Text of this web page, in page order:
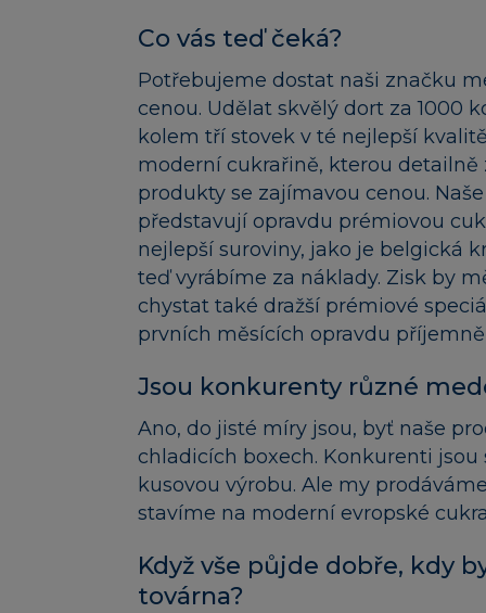
Co vás teď čeká?
Potřebujeme dostat naši značku
cenou. Udělat skvělý dort za 1000
kolem tří stovek v té nejlepší
moderní cukrařině, kterou
produkty se zajímavou cenou.
představují opravdu prémiovou
nejlepší suroviny, jako je belgická
teď vyrábíme za náklady. Zisk by
chystat také dražší prémiové
prvních měsících opravdu
Jsou konkurenty různé
Ano, do jisté míry jsou, byť naše
chladicích boxech. Konkurenti
kusovou výrobu. Ale my
stavíme na moderní evropské
Když vše půjde dobře, kdy
továrna?